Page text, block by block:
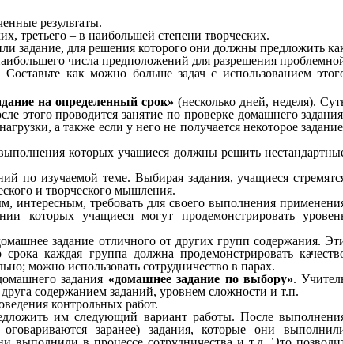
результаты.
третьего – в наибольшей степени творческих.
задание, для решения которого они должны предложить
числа предположений для разрешения
как можно больше задач с использованием
на определенный срок» (несколько дней, неделя).
этого проводится занятие по проверке домашнего
а также если у него не получается некоторое
которых учащиеся должны решить
по изучаемой теме. Выбирая задания, учащиеся
и творческого мышления.
интересным, требовать для своего выполнения
которых учащиеся могут продемонстрировать
задание отличного от других групп содержания.
каждая группа должна продемонстрировать
можно использовать сотрудничество в парах.
задания «домашнее задание по выбору».
содержанием заданий, уровнем сложности и т.п.
контрольных работ.
им следующий вариант работы. После
заранее) задания, которые они